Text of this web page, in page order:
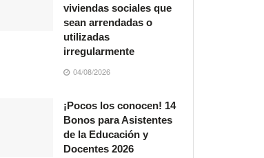
viviendas sociales que
sean arrendadas o
utilizadas
irregularmente
04/08/2026
¡Pocos los conocen! 14
Bonos para Asistentes
de la Educación y
Docentes 2026